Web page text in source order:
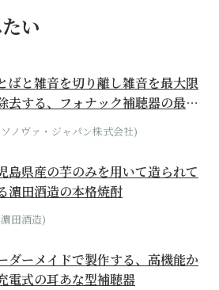
い
ばと雑音を切り離し雑音を最大限
去する、フォナック補聴器の最上
デル
ノヴァ・ジャパン株式会社)
島県産の芋のみを用いて造られて
濵田酒造の本格焼酎
田酒造)
ダーメイドで製作する、高機能か
電式の耳あな型補聴器